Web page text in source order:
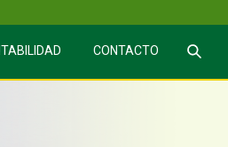
CONTACTO